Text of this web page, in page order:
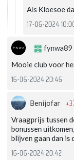
Als Kloesoe
17-06-2024
fynwa89
Mooie club voor
16-06-2024 20:46
Benijofar
Vraagprijs tussen
bonussen
blijven gaan dan is
16-06-2024 20:42